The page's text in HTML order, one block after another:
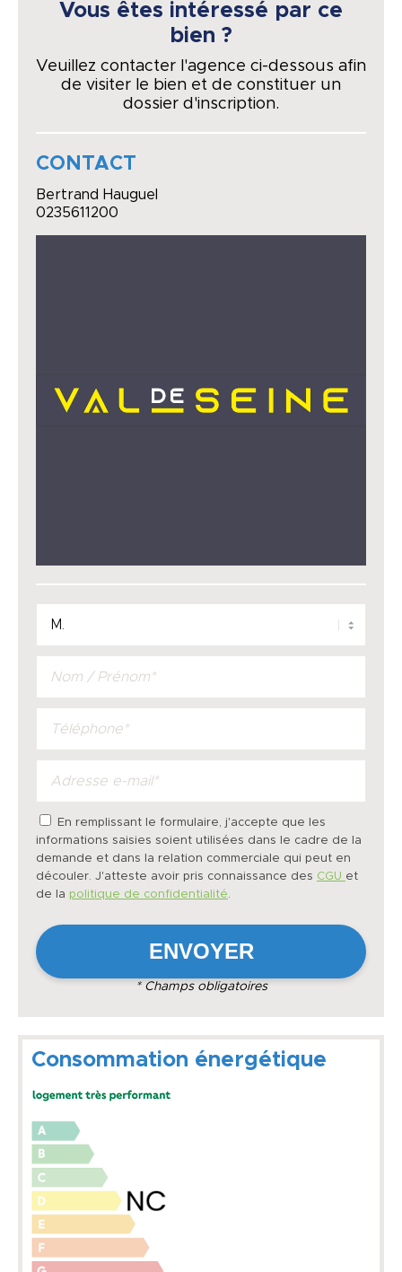
Vous êtes intéressé par ce
bien ?
Veuillez contacter l'agence ci-dessous afin
de visiter le bien et de constituer un
dossier d'inscription.
CONTACT
Bertrand Hauguel
0235611200
En remplissant le formulaire, j'accepte que les
informations saisies soient utilisées dans le cadre de la
demande et dans la relation commerciale qui peut en
découler. J'atteste avoir pris connaissance des CGU et
de la politique de confidentialité.
* Champs obligatoires
Consommation énergétique